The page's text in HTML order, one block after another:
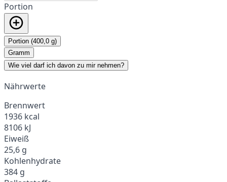
Portion
Portion (400,0 g)
Gramm
Wie viel darf ich davon zu mir nehmen?
Nährwerte
Brennwert
1936 kcal
8106 kJ
Eiweiß
25,6 g
Kohlenhydrate
384 g